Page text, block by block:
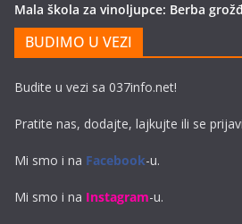
Mala škola za vinoljupce: Berba
BUDIMO U VEZI
Budite u vezi sa 037info.net!
Pratite nas, dodajte, lajkujte ili se
Mi smo i na Facebook-u.
Mi smo i na Instagram-u.